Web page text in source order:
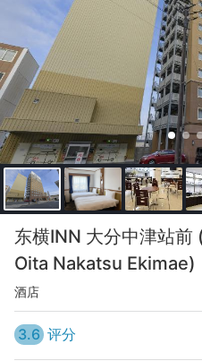
东横INN 大分中津站前
Oita Nakatsu Ekimae)
酒店
3.6 评分